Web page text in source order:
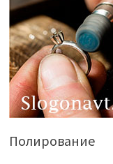
Полирование